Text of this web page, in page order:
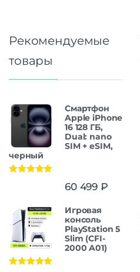
Рекомендуемые
товары
Смартфон
Apple iPhone
16 128 ГБ,
Dual: nano
SIM + eSIM,
черный
60 499 ₽
Игровая
консоль
PlayStation 5
Slim (CFI-
2000 A01)